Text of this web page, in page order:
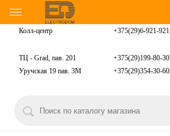
Колл-центр +375(29)6-921-921
ТЦ - Grad, пав. 201 +375(29)199-80-30
Уручская 19 пав. 3М +375(29)354-30-60